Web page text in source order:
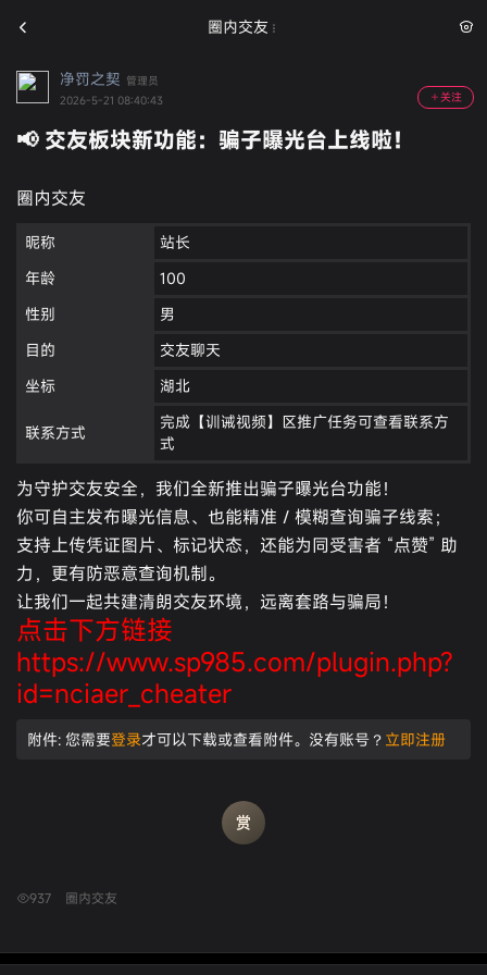
圈内交友
净罚之契 管理员
2026-5-21 08:40:43
关注
📢 交友板块新功能：骗子曝光台上线啦！
圈内交友
昵称
站长
年龄
100
性别
男
目的
交友聊天
坐标
湖北
联系方式
完成【训诫视频】区推广任务可查看联系方
式
为守护交友安全，我们全新推出骗子曝光台功能！
你可自主发布曝光信息、也能精准 / 模糊查询骗子线索；
支持上传凭证图片、标记状态，还能为同受害者 “点赞” 助
力，更有防恶意查询机制。
让我们一起共建清朗交友环境，远离套路与骗局！
点击下方链接
https://www.sp985.com/plugin.php?
id=nciaer_cheater
附件: 您需要登录才可以下载或查看附件。没有账号？ 立即注册
937 圈内交友